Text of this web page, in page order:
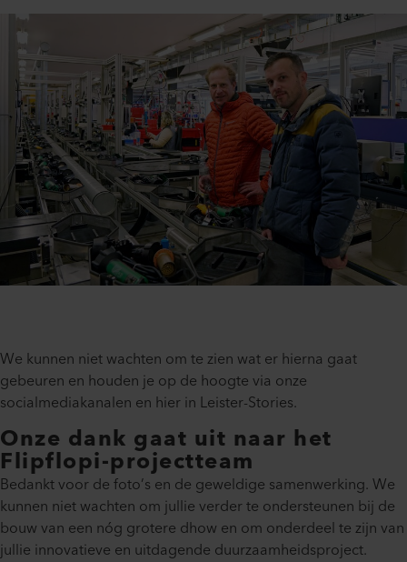
We kunnen niet wachten om te zien wat er hierna gaat
gebeuren en houden je op de hoogte via onze
socialmediakanalen en hier in Leister-Stories.
Onze dank gaat uit naar het
Flipflopi-projectteam
Bedankt voor de foto’s en de geweldige samenwerking. We
kunnen niet wachten om jullie verder te ondersteunen bij de
bouw van een nóg grotere dhow en om onderdeel te zijn van
jullie innovatieve en uitdagende duurzaamheidsproject.